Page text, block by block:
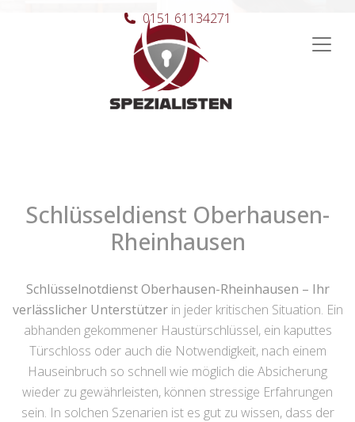
Hauptnavigation
0151 61134271
Schlüsseldienst Oberhausen-
Rheinhausen
Schlüsselnotdienst Oberhausen-Rheinhausen – Ihr
verlässlicher Unterstützerin jeder kritischen Situation. Ein
abhanden gekommener Haustürschlüssel, ein kaputtes
Türschloss oder auch die Notwendigkeit, nach einem
Hauseinbruch so schnell wie möglich die Absicherung
wieder zu gewährleisten, können stressige Erfahrungen
sein. In solchen Szenarien ist es gut zu wissen, dass der